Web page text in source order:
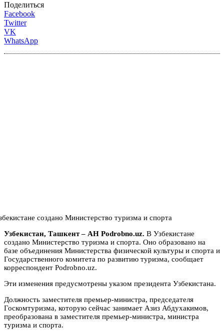
Поделиться
Facebook
Twitter
VK
WhatsApp
Узбекистан, Ташкент – АН Podrobno.uz. В Узбекистане
создано Министерство туризма и спорта. Оно образовано на
базе объединения Министерства физической культуры и спорта и
Государственного комитета по развитию туризма, сообщает
корреспондент Podrobno.uz.
Эти изменения предусмотрены указом президента Узбекистана.
Должность заместителя премьер-министра, председателя
Госкомтуризма, которую сейчас занимает Азиз Абдухакимов,
преобразована в заместителя премьер-министра, министра
туризма и спорта.